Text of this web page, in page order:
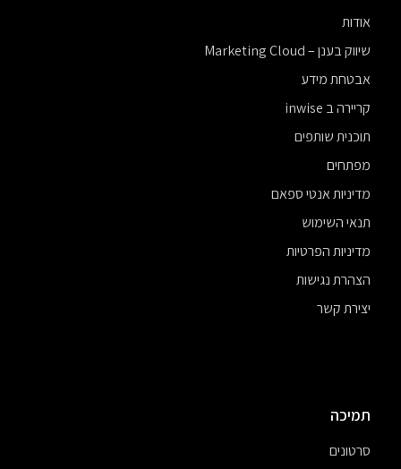
אודות
שיווק בענן – Marketing Cloud
אבטחת מידע
קריירה ב inwise
תוכנית שותפים
מפתחים
מדיניות אנטי ספאם
תנאי השימוש
מדיניות הפרטיות
הצהרת נגישות
יצירת קשר
תמיכה
סרטונים